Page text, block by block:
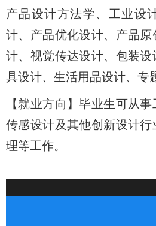
产品设计方法学、工业设
计、产品优化设计、产品
计、视觉传达设计、包装
具设计、生活用品设计、专
【就业方向】毕业生可从
传感设计及其他创新设计
理等工作。